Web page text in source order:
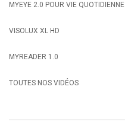
MYEYE 2.0 POUR VIE QUOTIDIENNE
VISOLUX XL HD
MYREADER 1.0
TOUTES NOS VIDÉOS